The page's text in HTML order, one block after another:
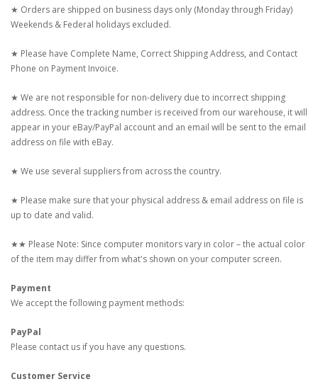
★ Orders are shipped on business days only (Monday through Friday)
Weekends & Federal holidays excluded.
★ Please have Complete Name, Correct Shipping Address, and Contact
Phone on Payment Invoice.
★ We are not responsible for non-delivery due to incorrect shipping
address. Once the tracking number is received from our warehouse, it will
appear in your eBay/PayPal account and an email will be sent to the email
address on file with eBay.
★ We use several suppliers from across the country.
★ Please make sure that your physical address & email address on file is
up to date and valid.
★★ Please Note: Since computer monitors vary in color – the actual color
of the item may differ from what's shown on your computer screen.
Payment
We accept the following payment methods:
PayPal
Please contact us if you have any questions.
Customer Service